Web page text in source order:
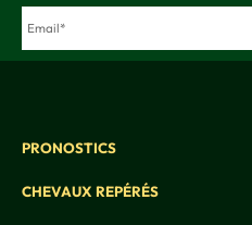
PRONOSTICS
CHEVAUX REPÉRÉS